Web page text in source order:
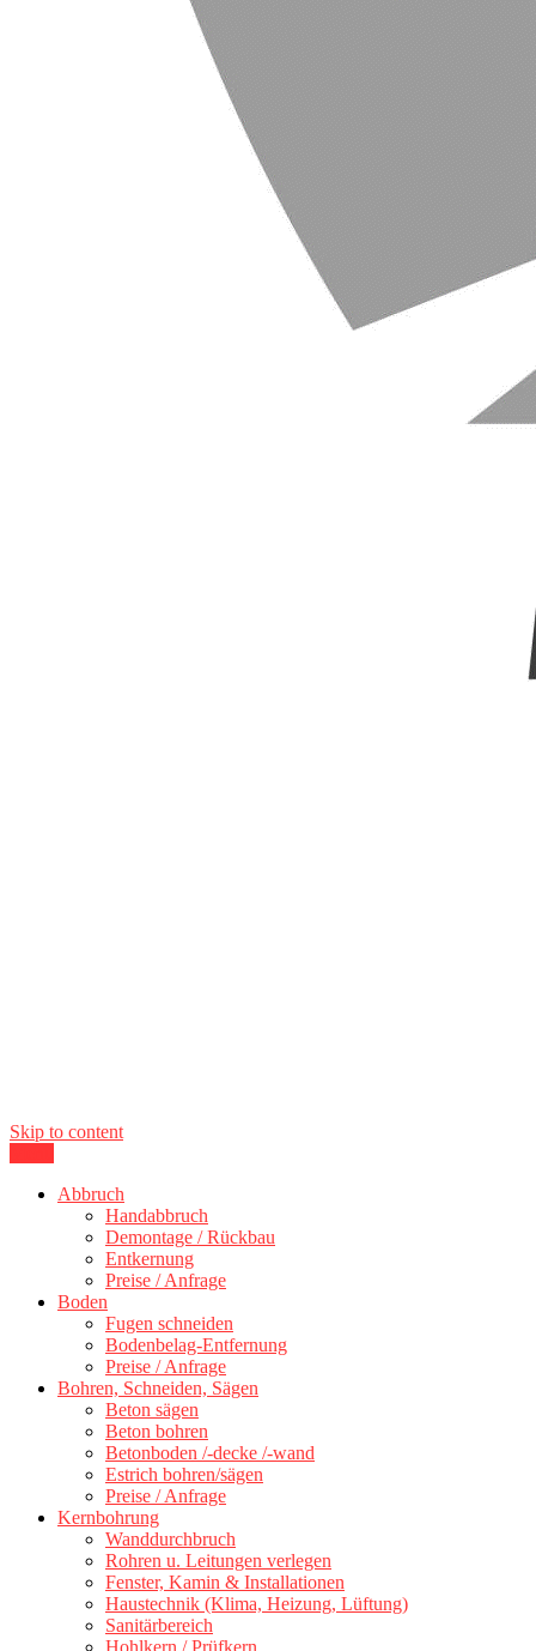
Skip to content
BBS Technik GmbH
300 kmAbbruch
Handabbruch
Demontage / Rückbau
Entkernung
Preise / Anfrage
Boden
Fugen schneiden
Bodenbelag-Entfernung
Preise / Anfrage
Bohren, Schneiden, Sägen
Beton sägen
Beton bohren
Betonboden /-decke /-wand
Estrich bohren/sägen
Preise / Anfrage
Kernbohrung
Wanddurchbruch
Rohren u. Leitungen verlegen
Fenster, Kamin & Installationen
Haustechnik (Klima, Heizung, Lüftung)
Sanitärbereich
Hohlkern / Prüfkern